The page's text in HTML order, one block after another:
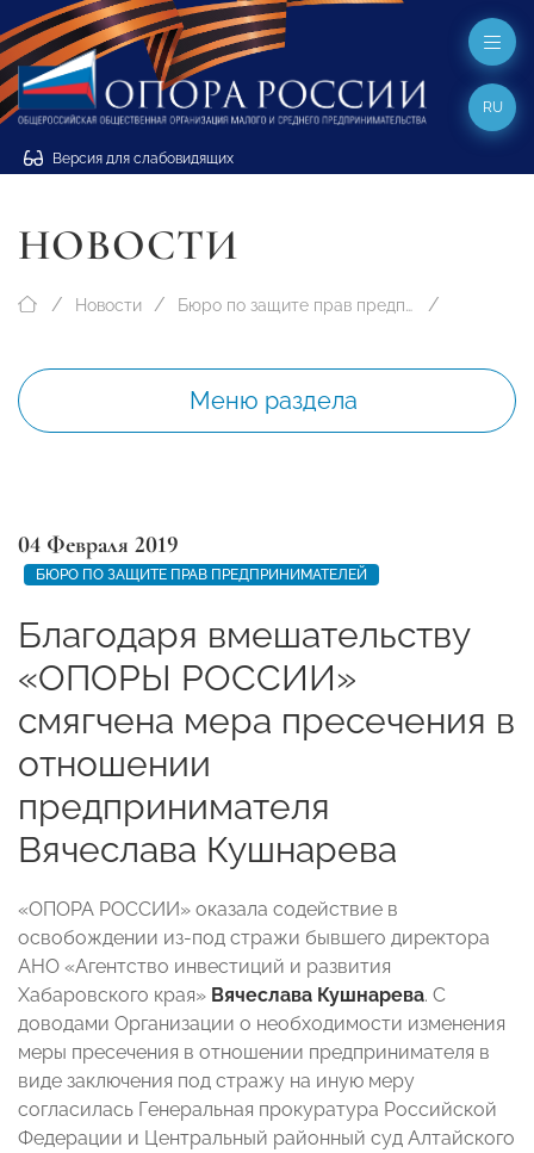
Версия для слабовидящих
RU
НОВОСТИ
Новости Бюро по защите прав предпринимателей
Меню раздела
04 Февраля 2019
БЮРО ПО ЗАЩИТЕ ПРАВ ПРЕДПРИНИМАТЕЛЕЙ
Благодаря вмешательству
«ОПОРЫ РОССИИ»
смягчена мера пресечения в
отношении
предпринимателя
Вячеслава Кушнарева
«ОПОРА РОССИИ» оказала содействие в
освобождении из-под стражи бывшего директора
АНО «Агентство инвестиций и развития
Хабаровского края» Вячеслава Кушнарева. С
доводами Организации о необходимости изменения
меры пресечения в отношении предпринимателя в
виде заключения под стражу на иную меру
согласилась Генеральная прокуратура Российской
Федерации и Центральный районный суд Алтайского